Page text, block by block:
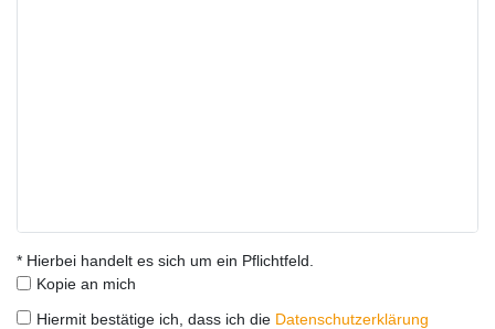
* Hierbei handelt es sich um ein Pflichtfeld.
Kopie an mich
Hiermit bestätige ich, dass ich die Daten­schutz­erklärung